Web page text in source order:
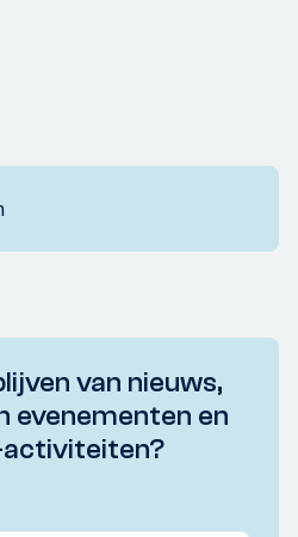
van nieuws,
evenementen en
activiteiten?